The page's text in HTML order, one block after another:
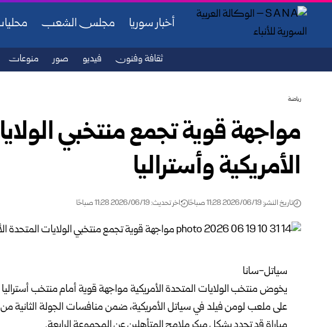
أخبار سوريا مجلس الشعب
ثقافة وفنون فيديو صور منوعات
رياضة
مواجهة قوية تجمع منتخبي
الأمريكية وأستراليا
تاريخ النشر: 2026/06/19 11:28 صباحًا اخر تحديث: 2026/06/19 11:28 صباحًا
سياتل-سانا
يخوض منتخب الولايات المتحدة الأمريكية مواجهة قوية أمام منتخب
على ملعب لومن فيلد في سياتل الأمريكية، ضمن ‏منافسات الجولة الثانية